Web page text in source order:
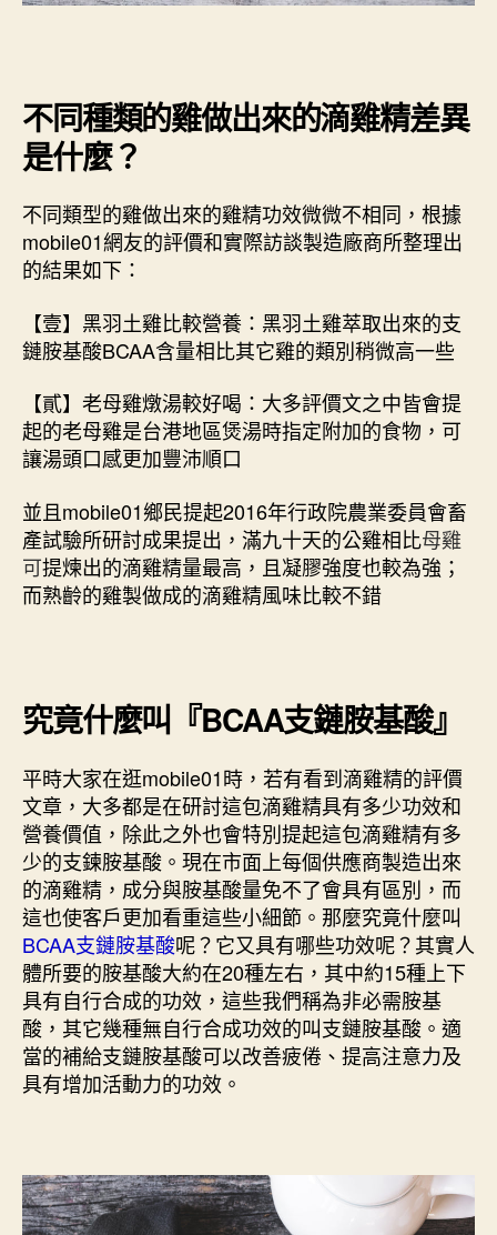
不同種類的雞做出來的滴雞精差異
是什麼？
不同類型的雞做出來的雞精功效微微不相同，根據
mobile01網友的評價和實際訪談製造廠商所整理出
的結果如下：
【壹】黑羽土雞比較營養：黑羽土雞萃取出來的支
鏈胺基酸BCAA含量相比其它雞的類別稍微高一些
【貳】老母雞燉湯較好喝：大多評價文之中皆會提
起的老母雞是台港地區煲湯時指定附加的食物，可
讓湯頭口感更加豐沛順口
並且mobile01鄉民提起2016年行政院農業委員會畜
產試驗所研討成果提出，滿九十天的公雞相比母雞
可提煉出的滴雞精量最高，且凝膠強度也較為強；
而熟齡的雞製做成的滴雞精風味比較不錯
究竟什麼叫『BCAA支鏈胺基酸』
平時大家在逛mobile01時，若有看到滴雞精的評價
文章，大多都是在研討這包滴雞精具有多少功效和
營養價值，除此之外也會特別提起這包滴雞精有多
少的支鍊胺基酸。現在市面上每個供應商製造出來
的滴雞精，成分與胺基酸量免不了會具有區別，而
這也使客戶更加看重這些小細節。那麼究竟什麼叫
BCAA支鏈胺基酸呢？它又具有哪些功效呢？其實人
體所要的胺基酸大約在20種左右，其中約15種上下
具有自行合成的功效，這些我們稱為非必需胺基
酸，其它幾種無自行合成功效的叫支鏈胺基酸。適
當的補給支鏈胺基酸可以改善疲倦、提高注意力及
具有增加活動力的功效。